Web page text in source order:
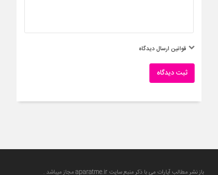
قوانین ارسال دیدگاه
ثبت دیدگاه
باز نشر مطالب آپارات می با ذکر منبع سایت aparatme.irمجاز میباشد .